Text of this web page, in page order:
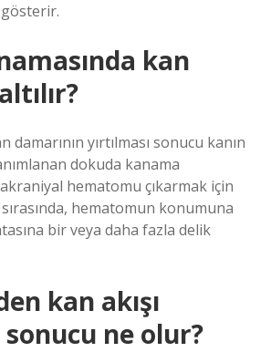
gösterir.
kan
yırtılması sonucu kanın
dokuda kanama
hematomu çıkarmak için
hematomun konumuna
bir veya daha fazla delik
kan akışı
sonucu ne olur?